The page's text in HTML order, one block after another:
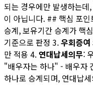
되는 경우에만 발생하는
이 아닙니다. ## 핵심 포인
승계, 보유기간 승계가 핵
기준으로 판정 3.우회증여
만 적용 4. 연대납세의무:
"배우자는 하나" - 배우자
하나로 승계되며, 연대납